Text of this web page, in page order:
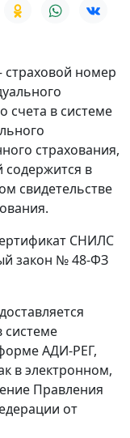
номер
счета в системе
страхования,
содержится в
свидетельстве
СНИЛС
закон № 48-ФЗ
системе
АДИ-РЕГ,
в электронном,
Правления
от